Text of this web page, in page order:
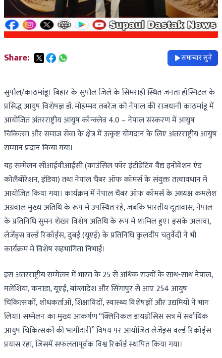
Share: समाचार सुनें
सुपौल/काठमांडू। बिहार के सुपौल जिले के सिमराही स्थित जनता हॉस्पिटल के
प्रसिद्ध आयुष विशेषज्ञ डॉ. मोहम्मद तबरेज़ को नेपाल की राजधानी काठमांडू में
आयोजित अंतरराष्ट्रीय आयुष कॉन्क्लेव 4.0 – नेपाल संस्करण में आयुष
चिकित्सा और समाज सेवा के क्षेत्र में उत्कृष्ट योगदान के लिए अंतरराष्ट्रीय आयुष
सम्मान प्रदान किया गया।
यह सम्मेलन सीआईवीआईसी (काउंसिल फॉर इंटीग्रेटिव वैद्य इनोवेशन एंड
कोलैबोरेशन, इंडिया) तथा नेपाल चैंबर ऑफ कॉमर्स के संयुक्त तत्वावधान में
आयोजित किया गया। कार्यक्रम में नेपाल चैंबर ऑफ कॉमर्स के अध्यक्ष कमलेश
अग्रवाल मुख्य अतिथि के रूप में उपस्थित रहे, जबकि भारतीय दूतावास, नेपाल
के प्रतिनिधि सुमन शेखर विशेष अतिथि के रूप में शामिल हुए। इसके अलावा,
लेजेंड्स वर्ल्ड रिकॉर्ड्स, दुबई (यूएई) के प्रतिनिधि कुलदीप चतुर्वेदी ने भी
कार्यक्रम में विशेष सहभागिता निभाई।
इस अंतरराष्ट्रीय सम्मेलन में भारत के 25 से अधिक राज्यों के साथ-साथ नेपाल,
मलेशिया, कनाडा, यूएई, बांग्लादेश और सिंगापुर से आए 254 आयुष
चिकित्सकों, शोधकर्ताओं, शिक्षाविदों, स्वास्थ्य विशेषज्ञों और उद्यमियों ने भाग
लिया। सम्मेलन का मुख्य आकर्षण “क्लिनिकल डायग्नोसिस सत्र में सर्वाधिक
आयुष चिकित्सकों की भागीदारी” विषय पर आयोजित लेजेंड्स वर्ल्ड रिकॉर्ड्स
प्रयास रहा, जिसमें सफलतापूर्वक विश्व रिकॉर्ड स्थापित किया गया।